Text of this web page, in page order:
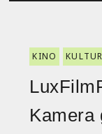
KINO
Kamera